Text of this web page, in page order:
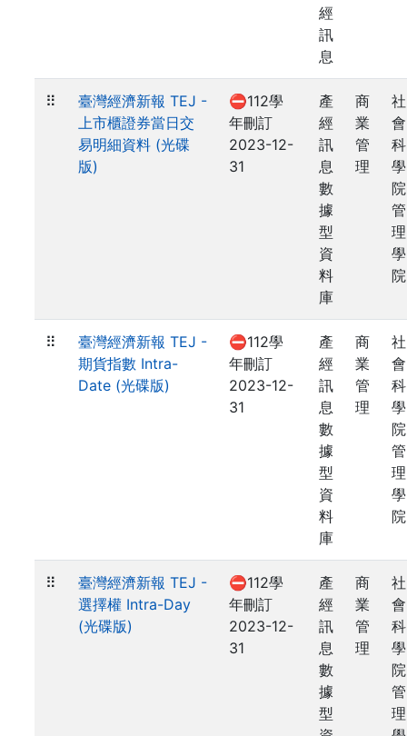
經
訊
息
⠿
臺灣經濟新報 TEJ -
上市櫃證券當日交
易明細資料 (光碟
版)
⛔112學
年刪訂
2023-12-
31
產
經
訊
息
數
據
型
資
料
庫
商
業
管
理
社
會
科
學
院
管
理
學
院
⠿
臺灣經濟新報 TEJ -
期貨指數 Intra-
Date (光碟版)
⛔112學
年刪訂
2023-12-
31
產
經
訊
息
數
據
型
資
料
庫
商
業
管
理
社
會
科
學
院
管
理
學
院
⠿
臺灣經濟新報 TEJ -
選擇權 Intra-Day
(光碟版)
⛔112學
年刪訂
2023-12-
31
產
經
訊
息
數
據
型
商
業
管
理
社
會
科
學
院
管
理